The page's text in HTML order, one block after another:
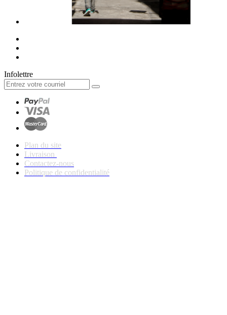
Infolettre
Plan du site
Livraison
Contactez-nous
Politique de confidentialité